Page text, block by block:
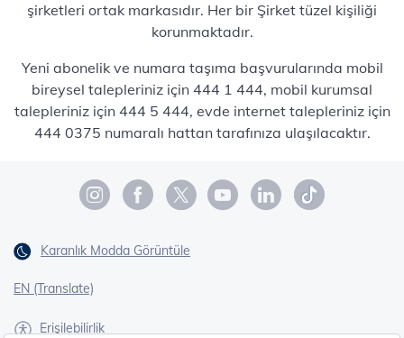
şirketleri ortak markasıdır. Her bir Şirket tüzel kişiliği
korunmaktadır.
Yeni abonelik ve numara taşıma başvurularında mobil
bireysel talepleriniz için 444 1 444, mobil kurumsal
talepleriniz için 444 5 444, evde internet talepleriniz için
444 0375 numaralı hattan tarafınıza ulaşılacaktır.
Karanlık Modda Görüntüle
EN (Translate)
Erişilebilirlik